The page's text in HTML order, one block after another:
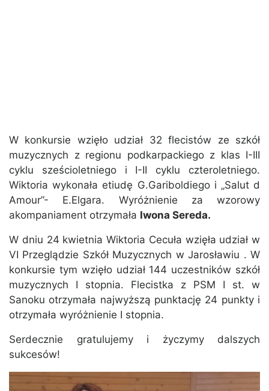
W konkursie wzięło udział 32 flecistów ze szkół
muzycznych z regionu podkarpackiego z klas I-III
cyklu sześcioletniego i I-II cyklu czteroletniego.
Wiktoria wykonała etiudę G.Gariboldiego i „Salut d
Amour”- E.Elgara. Wyróżnienie za wzorowy
akompaniament otrzymała Iwona Sereda.
W dniu 24 kwietnia Wiktoria Cecuła wzięła udział w
VI Przeglądzie Szkół Muzycznych w Jarosławiu . W
konkursie tym wzięło udział 144 uczestników szkół
muzycznych I stopnia. Flecistka z PSM I st. w
Sanoku otrzymała najwyższą punktację 24 punkty i
otrzymała wyróżnienie I stopnia.
Serdecznie gratulujemy i życzymy dalszych
sukcesów!